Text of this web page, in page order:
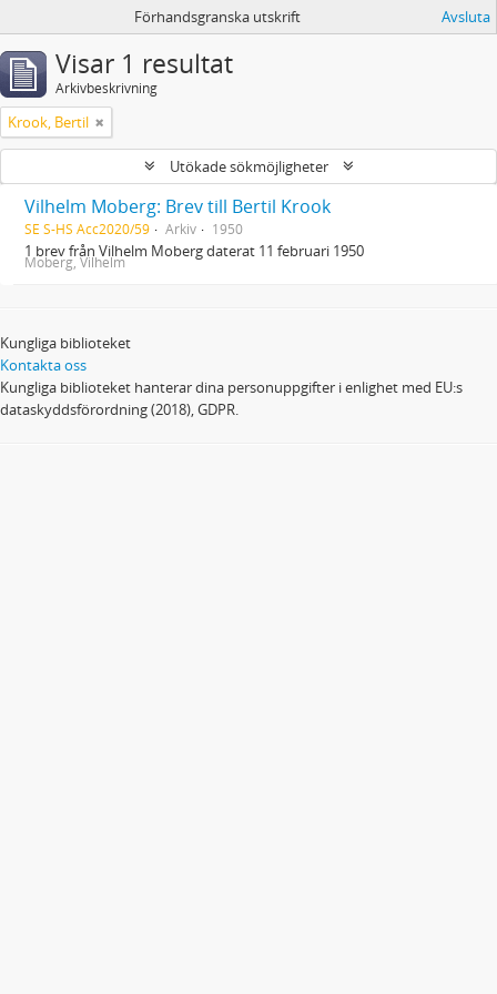
Förhandsgranska utskrift Avsluta
Visar 1 resultat
Arkivbeskrivning
Krook, Bertil
Utökade sökmöjligheter
Vilhelm Moberg: Brev till Bertil Krook
SE S-HS Acc2020/59 Arkiv 1950
1 brev från Vilhelm Moberg daterat 11 februari 1950
Moberg, Vilhelm
Kungliga biblioteket
Kontakta oss
Kungliga biblioteket hanterar dina personuppgifter i enlighet med EU:s
dataskyddsförordning (2018), GDPR.